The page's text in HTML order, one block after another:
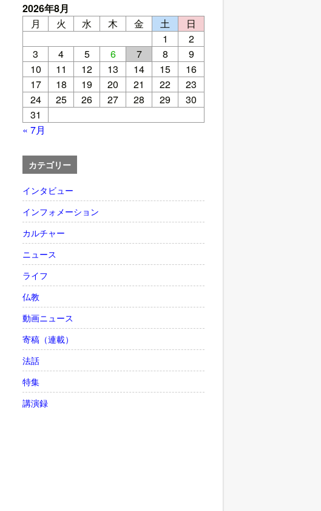
2026年8月
月
火 水 木 金 土
日
1
2
3
4 5 6 7 8
9
10
11 12 13 14 15
16
17
18 19 20 21 22
23
24
25 26 27 28 29
30
31
« 7月
カテゴリー
インタビュー
インフォメーション
カルチャー
ニュース
ライフ
仏教
動画ニュース
寄稿（連載）
法話
特集
講演録